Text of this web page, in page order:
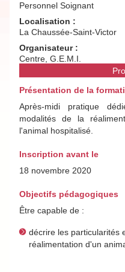
Personnel Soignant
Localisation :
La Chaussée-Saint-Victor
Organisateur :
Centre, G.E.M.I.
Présentation de la
Après-midi pratique
modalités de la
l'animal hospitalisé.
Inscription avant le
18 novembre 2020
Objectifs pédagogiques
Être capable de :
décrire les particularités
réalimentation d'un